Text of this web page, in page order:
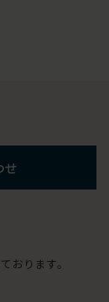
せ
おります。